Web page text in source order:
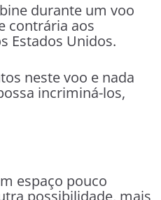
durante um voo
contrária aos
Estados Unidos.
neste voo e nada
incriminá-los,
espaço pouco
possibilidade, mais